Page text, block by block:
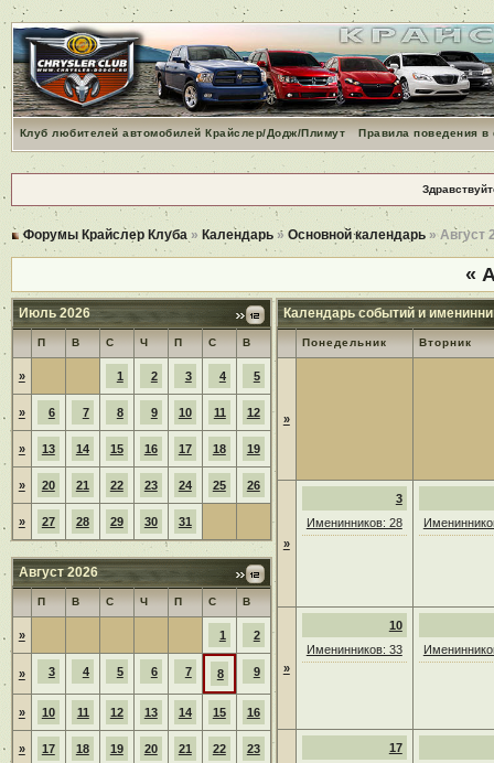
Клуб любителей автомобилей Крайслер/Додж/Плимут Правила поведения
Форумы Крайслер Клуба » Календарь» Основной календарь» Август
«
Июль 2026
П В С Ч П С В
» 1 2 3 4 5
» 6 7 8 9 10 11 12
» 13 14 15 16 17 18 19
» 20 21 22 23 24 25 26
» 27 28 29 30 31
Август 2026
П В С Ч П С В
» 1 2
» 3 4 5 6 7 8 9
» 10 11 12 13 14 15 16
» 17 18 19 20 21 22 23
Календарь событий и
Понедельник Вторник
»
»
3
Именинников: 28
»
10
Именинников: 33
17